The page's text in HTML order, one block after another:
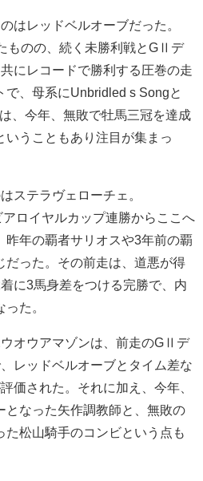
はレッドベルオーブだった。
ものの、続く未勝利戦とGⅡデ
にレコードで勝利する圧巻の走
で、母系にUnbridled s Songと
、今年、無敗で牡馬三冠を達成
いうこともあり注目が集まっ
ステラヴェローチェ。
ロイヤルカップ連勝からここへ
昨年の覇者サリオスや3年前の覇
だった。その前走は、道悪が得
に3馬身差をつける完勝で、内
た。
オウアマゾンは、前走のGⅡデ
レッドベルオーブとタイム差な
価された。それに加え、今年、
となった矢作調教師と、無敗の
た松山騎手のコンビという点も